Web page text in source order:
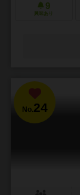
9
興味あり
No.24